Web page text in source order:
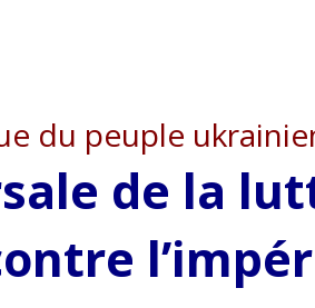
du peuple
de la